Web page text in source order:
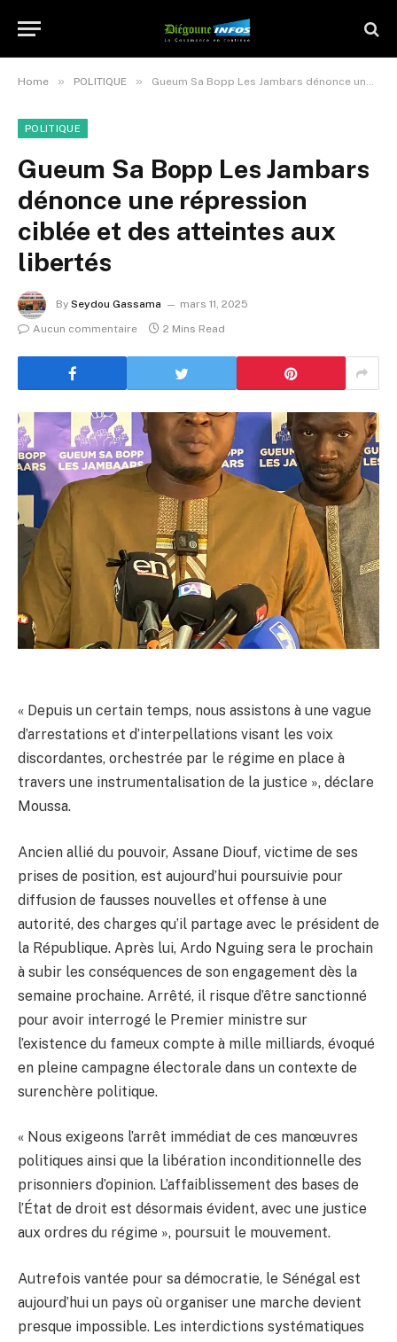
Home » POLITIQUE » Gueum Sa Bopp Les Jambars dénonce une répression ciblée et des atteintes aux libertés
POLITIQUE
Gueum Sa Bopp Les Jambars
dénonce une répression
ciblée et des atteintes aux
libertés
By Seydou Gassama
mars 11, 2025
Aucun commentaire
2 Mins Read
« Depuis un certain temps, nous assistons à une vague
d’arrestations et d’interpellations visant les voix
discordantes, orchestrée par le régime en place à
travers une instrumentalisation de la justice », déclare
Moussa.
Ancien allié du pouvoir, Assane Diouf, victime de ses
prises de position, est aujourd’hui poursuivie pour
diffusion de fausses nouvelles et offense à une
autorité, des charges qu’il partage avec le président de
la République. Après lui, Ardo Nguing sera le prochain
à subir les conséquences de son engagement dès la
semaine prochaine. Arrêté, il risque d’être sanctionné
pour avoir interrogé le Premier ministre sur
l’existence du fameux compte à mille milliards, évoqué
en pleine campagne électorale dans un contexte de
surenchère politique.
« Nous exigeons l’arrêt immédiat de ces manœuvres
politiques ainsi que la libération inconditionnelle des
prisonniers d’opinion. L’affaiblissement des bases de
l’État de droit est désormais évident, avec une justice
aux ordres du régime », poursuit le mouvement.
Autrefois vantée pour sa démocratie, le Sénégal est
aujourd’hui un pays où organiser une marche devient
presque impossible. Les interdictions systématiques